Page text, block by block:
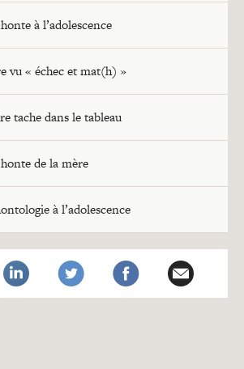
à l’adolescence
vu « échec et mat(h) »
tache dans le tableau
de la mère
à l’adolescence